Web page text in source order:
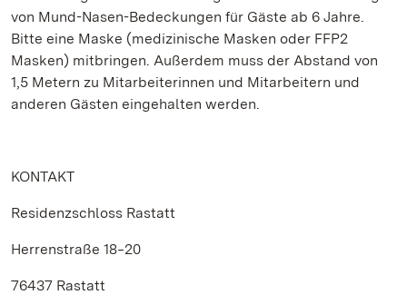
von Mund-Nasen-Bedeckungen für Gäste ab 6 Jahre.
Bitte eine Maske (medizinische Masken oder FFP2
Masken) mitbringen. Außerdem muss der Abstand von
1,5 Metern zu Mitarbeiterinnen und Mitarbeitern und
anderen Gästen eingehalten werden.
KONTAKT
Residenzschloss Rastatt
Herrenstraße 18‒20
76437 Rastatt